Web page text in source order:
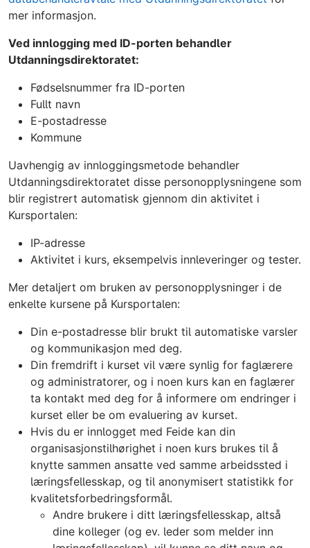
mer informasjon.
Ved innlogging med ID-porten behandler
Utdanningsdirektoratet:
Fødselsnummer fra ID-porten
Fullt navn
E-postadresse
Kommune
Uavhengig av innloggingsmetode behandler
Utdanningsdirektoratet disse personopplysningene som
blir registrert automatisk gjennom din aktivitet i
Kursportalen:
IP-adresse
Aktivitet i kurs, eksempelvis innleveringer og tester.
Mer detaljert om bruken av personopplysninger i de
enkelte kursene på Kursportalen:
Din e-postadresse blir brukt til automatiske varsler
og kommunikasjon med deg.
Din fremdrift i kurset vil være synlig for faglærere
og administratorer, og i noen kurs kan en faglærer
ta kontakt med deg for å informere om endringer i
kurset eller be om evaluering av kurset.
Hvis du er innlogget med Feide kan din
organisasjonstilhørighet i noen kurs brukes til å
knytte sammen ansatte ved samme arbeidssted i
læringsfellesskap, og til anonymisert statistikk for
kvalitetsforbedringsformål.
Andre brukere i ditt læringsfellesskap, altså
dine kolleger (og ev. leder som melder inn